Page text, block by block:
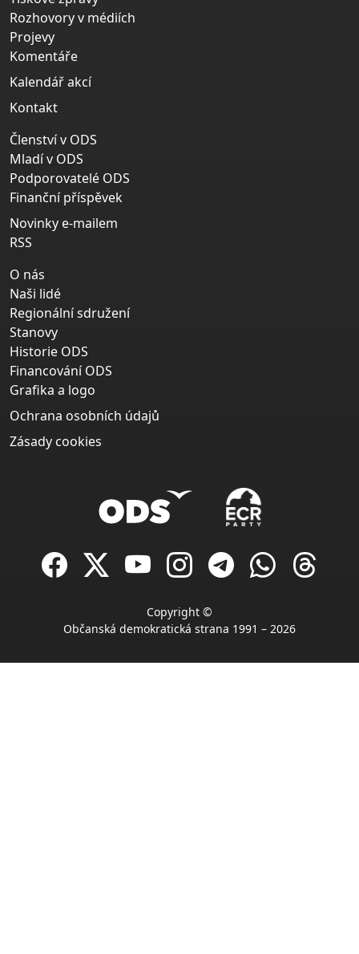
Rozhovory v médiích
Projevy
Komentáře
Kalendář akcí
Kontakt
Členství v ODS
Mladí v ODS
Podporovatelé ODS
Finanční příspěvek
Novinky e-mailem
RSS
O nás
Naši lidé
Regionální sdružení
Stanovy
Historie ODS
Financování ODS
Grafika a logo
Ochrana osobních údajů
Zásady cookies
Copyright ©
Občanská demokratická strana 1991 – 2026